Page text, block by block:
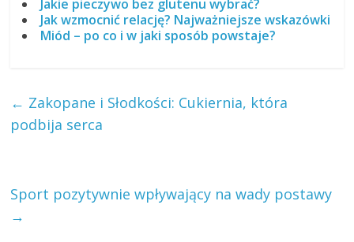
Jakie pieczywo bez glutenu wybrać?
Jak wzmocnić relację? Najważniejsze wskazówki
Miód – po co i w jaki sposób powstaje?
← Zakopane i Słodkości: Cukiernia, która
podbija serca
Sport pozytywnie wpływający na wady postawy
→